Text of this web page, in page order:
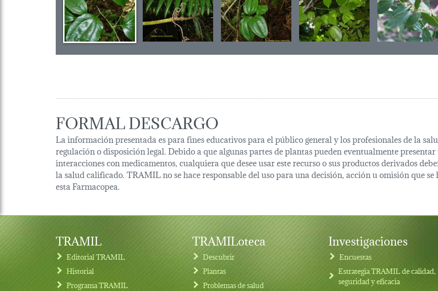
FORMAL DESCARGO
La información presentada es para fines educativos para el público general y los profesionales de la
regulación o disposición legal. Debido a que algunas partes de plantas pueden eventualmente
interacciones con medicamentos, cualquiera que desee usar este recurso o sus productos derivados
la salud calificado. TRAMIL no se hace responsable del uso para una decisión, acción u omisión que
esta Farmacopea.
TRAMIL
Editorial TRAMIL
Historial
Programa TRAMIL
TRAMILoteca
Descubrir
Plantas
Problemas de salud
Investigaciones
Encuestas
Estrategia TRAMIL de calidad,
seguridad y eficacia